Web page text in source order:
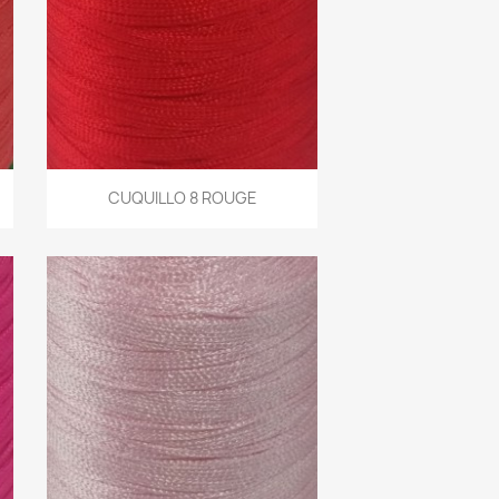
CUQUILLO 8 ROUGE
Aperçu rapide